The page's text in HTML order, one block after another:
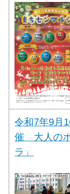
令和7年9月
催 大人の
ラ」